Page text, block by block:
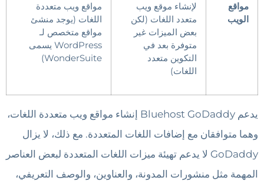
مواقع
الويب
لإنشاء موقع ويب
متعدد اللغات (لكن
بعض الميزات غير
متوفرة بعد في
التكوين متعدد
اللغات)
مواقع ويب متعددة
اللغات (يوجد منشئ
مواقع متخصص لـ
WordPress يسمى
WonderSuite)
يدعم Bluehost GoDaddy إنشاء مواقع ويب متعددة اللغات،
وهما متوافقان مع إضافات اللغات المتعددة. مع ذلك، لا يزال
GoDaddy لا يدعم تهيئة ميزات اللغات المتعددة لبعض العناصر
المهمة مثل منشورات المدونة، والعناوين، والوصف التعريفي،